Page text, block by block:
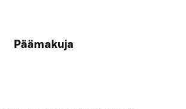
Päämakuja